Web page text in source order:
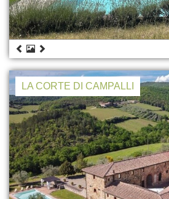
LA CORTE DI CAMPALLI